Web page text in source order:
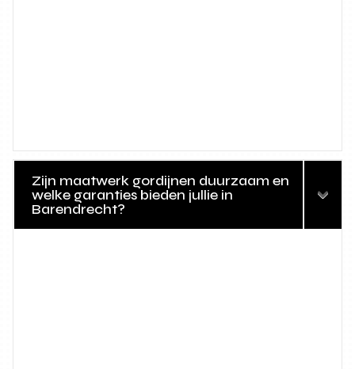
Zijn maatwerk gordijnen duurzaam en
welke garanties bieden jullie in
Barendrecht?